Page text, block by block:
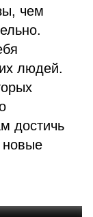
чем
людей.
достичь
новые